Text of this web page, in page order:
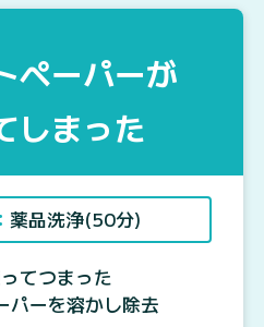
ペーパーが
しまった
薬品洗浄(50分)
てつまった
パーを溶かし除去